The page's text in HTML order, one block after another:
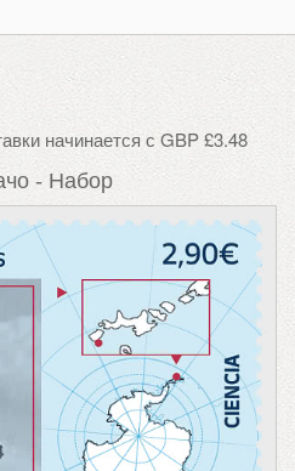
начинается с GBP £3.48
- Набор